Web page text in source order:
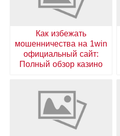
Как избежать
мошенничества на 1win
официальный сайт:
Полный обзор казино